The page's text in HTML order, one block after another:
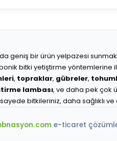
geniş bir ürün yelpazesi
bitki yetiştirme
, topraklar, gübreler,
lambası, ve daha pek çok
bitkileriniz, daha sağlıklı
e-ticaret